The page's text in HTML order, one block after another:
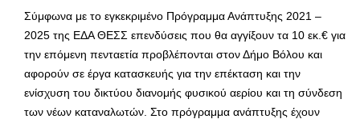
Σύμφωνα με το εγκεκριμένο Πρόγραμμα Ανάπτυξης 2021 –
2025 της ΕΔΑ ΘΕΣΣ επενδύσεις που θα αγγίξουν τα 10 εκ.€ για
την επόμενη πενταετία προβλέπονται στον Δήμο Βόλου και
αφορούν σε έργα κατασκευής για την επέκταση και την
ενίσχυση του δικτύου διανομής φυσικού αερίου και τη σύνδεση
των νέων καταναλωτών. Στο πρόγραμμα ανάπτυξης έχουν